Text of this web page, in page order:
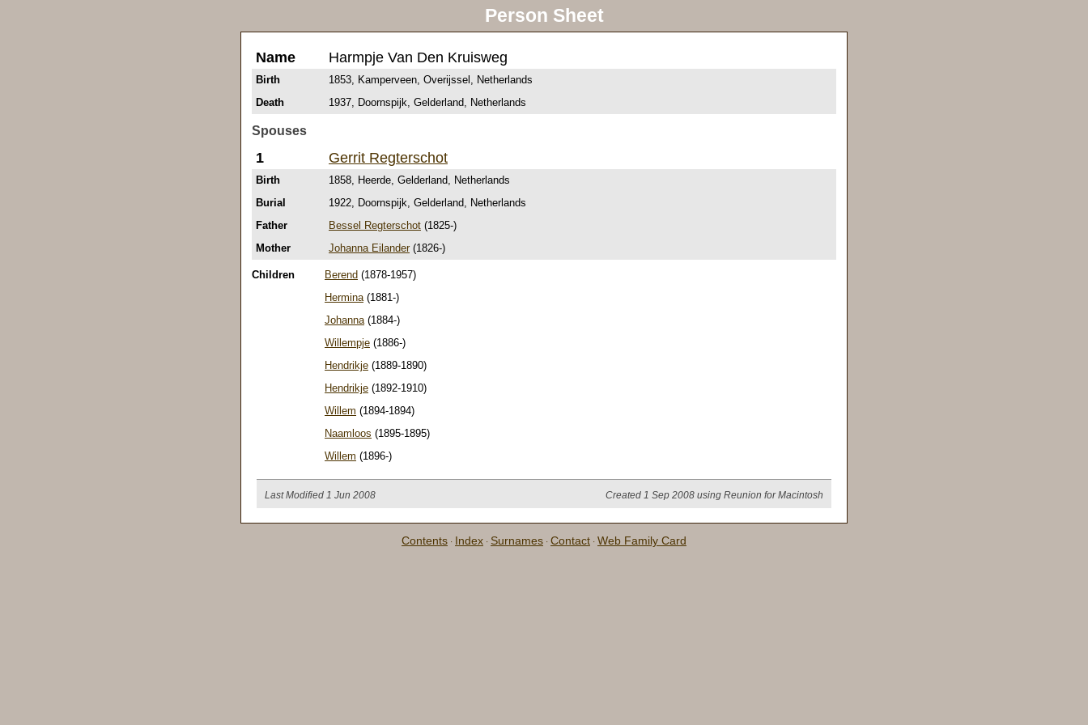
Person Sheet
Name Harmpje Van Den Kruisweg
Birth
1853, Kamperveen, Overijssel, Netherlands
Death
1937, Doornspijk, Gelderland, Netherlands
Spouses
1 Gerrit Regterschot
Birth
1858, Heerde, Gelderland, Netherlands
Burial
1922, Doornspijk, Gelderland, Netherlands
Father
Bessel Regterschot (1825-)
Mother
Johanna Eilander(1826-)
Children Berend (1878-1957)
Hermina (1881-)
Johanna (1884-)
Willempje (1886-)
Hendrikje (1889-1890)
Hendrikje (1892-1910)
Willem (1894-1894)
Naamloos (1895-1895)
Willem (1896-)
Last Modified 1 Jun 2008 Created 1 Sep 2008 using Reunion for Macintosh
Contents · Index · Surnames · Contact · Web Family Card